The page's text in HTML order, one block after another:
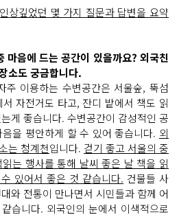
상깊었던 몇 가지 질문과 답변을 요약
마음에 드는 공간이 있을까요? 외국친
소도 궁금합니다.
주 이용하는 수변공간은 서울숲, 뚝섬
자전거도 타고, 잔디 밭에서 책도 읽
게 좋습니다. 수변공간이 감성적인 공
을 평안하게 할 수 있어 좋습니다. 외
는 청계천입니다. 걷기 좋고 서울의 중
는 행사를 통해 날씨 좋은 날 책을 읽
있어서 좋은 것 같습니다. 건물들 사
와 전통이 만나면서 시민들과 함께 어
습니다. 외국인의 눈에서 이색적으로